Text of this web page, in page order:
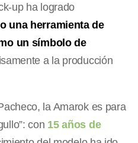
up ha logrado
una herramienta de
un símbolo de
a la producción
la Amarok es para
con 15 años de